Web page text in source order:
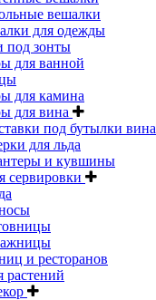
вешалки
для одежды
под зонты
для ванной
для камина
для вина
под бутылки вина
для льда
и кувшины
сервировки
и ресторанов
растений